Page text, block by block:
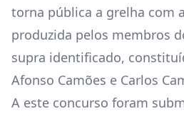
torna pública a grelha com
produzida pelos membros
supra identificado,
Afonso Camões e Carlos
A este concurso foram